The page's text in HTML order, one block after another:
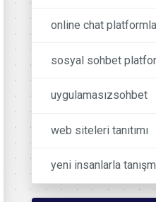
online chat
sosyal sohbet
uygulamasızsohbet
web siteleri tanıtımı
yeni insanlarla